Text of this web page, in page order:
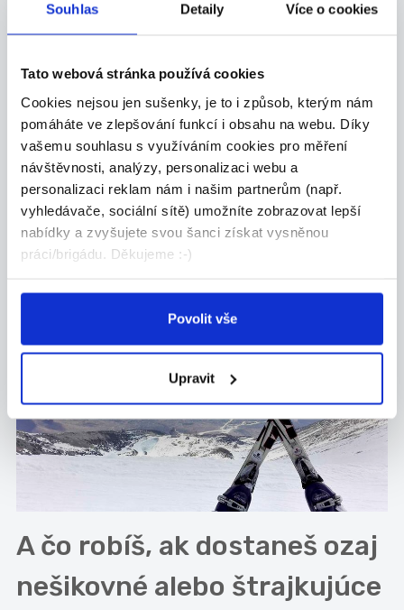
Souhlas Detaily Více o cookies
Tato webová stránka používá cookies
Cookies nejsou jen sušenky, je to i způsob, kterým nám
pomáháte ve zlepšování funkcí i obsahu na webu. Díky
vašemu souhlasu s využíváním cookies pro měření
návštěvnosti, analýzy, personalizaci webu a
personalizaci reklam nám i našim partnerům (např.
vyhledávače, sociální sítě) umožníte zobrazovat lepší
nabídky a zvyšujete svou šanci získat vysněnou
práci/brigádu. Děkujeme :-)
Povolit vše
Upravit
často učíme v snehu, vetre, neraz na jar v
daždi... A tiež to, že sme platení od
Stane sa, že sme v stredisku od 8:30 hod do
16:30 hod, odučíme 2 hodiny, tie máme
zaplatené, zvyšok času sme tam zadarmo.
Taktiež je potreba si uvedomiť, že je to
veľká zodpovednosť. Keď dostanem na
začiatku lekcie zdravé dieťa, také ho musím
aj vrátiť.
A čo robíš, ak dostaneš ozaj
nešikovné alebo štrajkujúce